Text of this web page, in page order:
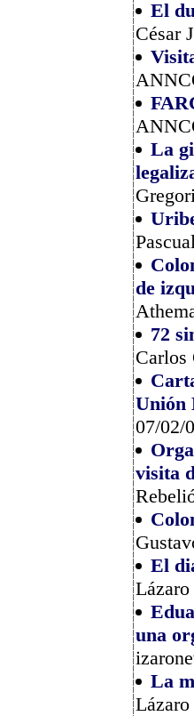
El
César
La
de
72
Carlos
Unión
07/02/
visita
El
una
La